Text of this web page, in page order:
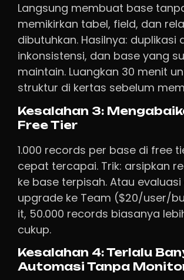
Langsung membuat base
memikirkan tabel, field, dan
dibutuhkan. Hasilnya: duplikasi
inkonsistensi, dan base yang
maintain. Luangkan 30 menit
struktur di kertas sebelum
Kesalahan 3:
Free Tier
1.000 records per base di free
cepat tercapai. Trik: arsipkan
ke base terpisah. Atau
upgrade ke Team ($20/user/
it, 50.000 records biasanya
cukup.
Kesalahan 4: Terlalu
Automasi Tanpa